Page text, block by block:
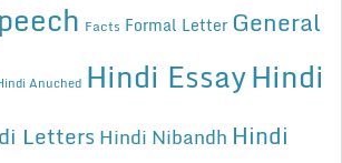
Facts Formal Letter General
Anuched Hindi EssayHindi
Letters Hindi Nibandh Hindi